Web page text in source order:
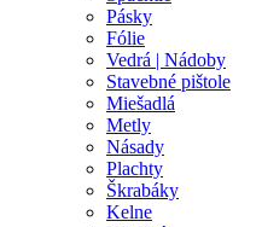
Pásky
Fólie
Vedrá | Nádoby
Stavebné pištole
Miešadlá
Metly
Násady
Plachty
Škrabáky
Kelne